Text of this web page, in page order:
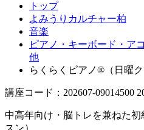
トップ
よみうりカルチャー柏
音楽
ピアノ・キーボード・ア
他
らくらくピアノ®（日曜ク
講座コード：202607-09014500
中高年向け・脳トレを兼ねた
スン）